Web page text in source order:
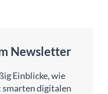
Newsletter
Einblicke, wie
digitalen